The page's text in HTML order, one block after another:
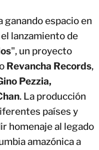
ganando espacio en
lanzamiento de
", un proyecto
Revancha Records,
Pezzia,
. La producción
países y
homenaje al legado
amazónica a